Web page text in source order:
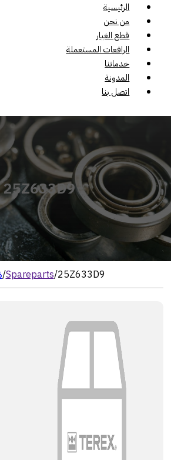
الرئيسية
من نحن
قطع الغيار
الرافعات المستعملة
خدماتنا
المدونة
اتصل بنا
25Z633D9
/Spareparts/25Z633D9